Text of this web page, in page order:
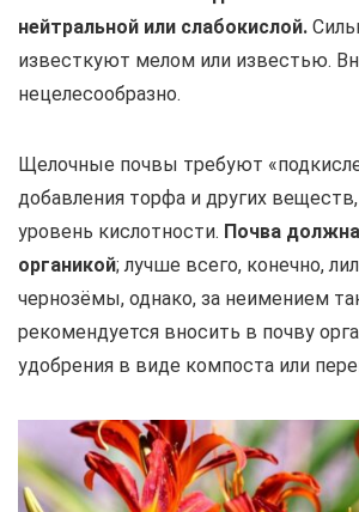
нейтральной или слабокислой.
известкуют мелом или известью.
нецелесообразно.
Щелочные почвы требуют
добавления торфа и других
уровень кислотности. Почва
органикой; лучше всего, конечно,
чернозёмы, однако, за неимением
рекомендуется вносить в почву
удобрения в виде компоста или